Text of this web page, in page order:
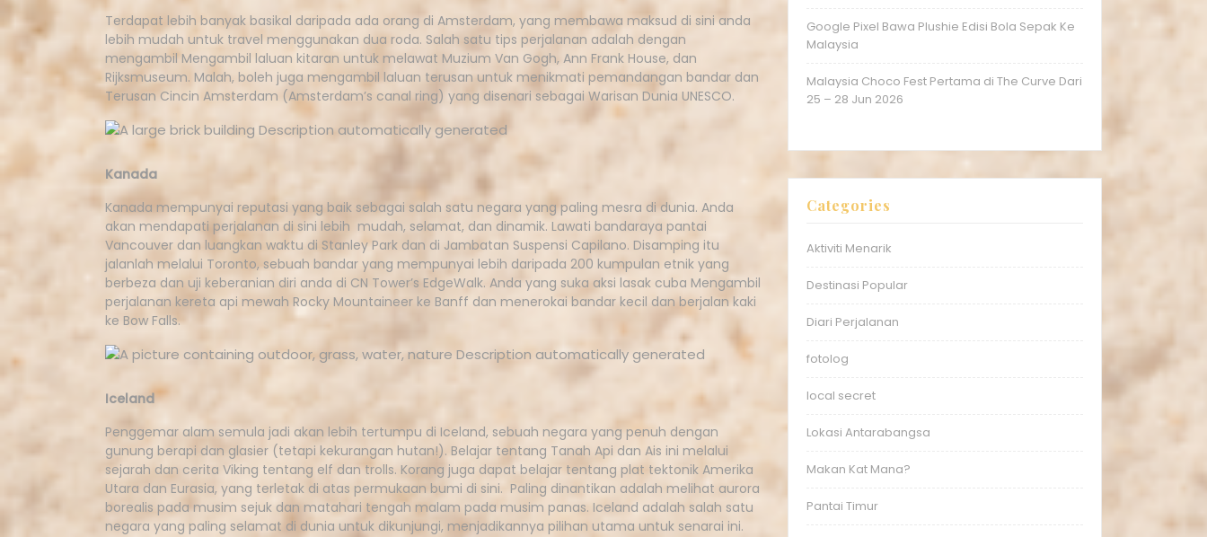
Terdapat lebih banyak basikal daripada ada orang di Amsterdam, yang membawa maksud di sini anda
lebih mudah untuk travel menggunakan dua roda. Salah satu tips perjalanan adalah dengan
mengambil Mengambil laluan kitaran untuk melawat Muzium Van Gogh, Ann Frank House, dan
Rijksmuseum. Malah, boleh juga mengambil laluan terusan untuk menikmati pemandangan bandar dan
Terusan Cincin Amsterdam (Amsterdam’s canal ring) yang disenari sebagai Warisan Dunia UNESCO.
Kanada
Kanada mempunyai reputasi yang baik sebagai salah satu negara yang paling mesra di dunia. Anda
akan mendapati perjalanan di sini lebih mudah, selamat, dan dinamik. Lawati bandaraya pantai
Vancouver dan luangkan waktu di Stanley Park dan di Jambatan Suspensi Capilano. Disamping itu
jalanlah melalui Toronto, sebuah bandar yang mempunyai lebih daripada 200 kumpulan etnik yang
berbeza dan uji keberanian diri anda di CN Tower’s EdgeWalk. Anda yang suka aksi lasak cuba Mengambil
perjalanan kereta api mewah Rocky Mountaineer ke Banff dan menerokai bandar kecil dan berjalan kaki
ke Bow Falls.
Iceland
Penggemar alam semula jadi akan lebih tertumpu di Iceland, sebuah negara yang penuh dengan
gunung berapi dan glasier (tetapi kekurangan hutan!). Belajar tentang Tanah Api dan Ais ini melalui
sejarah dan cerita Viking tentang elf dan trolls. Korang juga dapat belajar tentang plat tektonik Amerika
Utara dan Eurasia, yang terletak di atas permukaan bumi di sini. Paling dinantikan adalah melihat aurora
borealis pada musim sejuk dan matahari tengah malam pada musim panas. Iceland adalah salah satu
negara yang paling selamat di dunia untuk dikunjungi, menjadikannya pilihan utama untuk senarai ini.
Google Pixel Bawa Plushie Edisi Bola Sepak Ke
Malaysia
Malaysia Choco Fest Pertama di The Curve Dari
25 – 28 Jun 2026
Categories
Aktiviti Menarik
Destinasi Popular
Diari Perjalanan
fotolog
local secret
Lokasi Antarabangsa
Makan Kat Mana?
Pantai Timur